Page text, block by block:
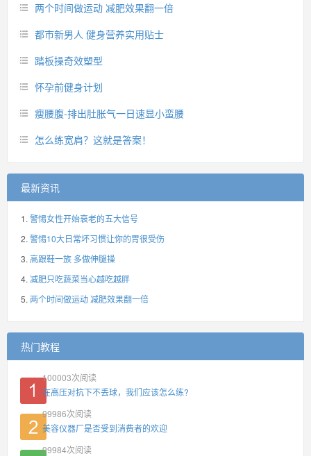
两个时间做运动 减肥效果翻一倍
都市新男人 健身营养实用贴士
踏板操奇效塑型
怀孕前健身计划
瘦腰腹-排出肚胀气一日速显小蛮腰
怎么练宽肩？这就是答案！
最新资讯
警惕女性开始衰老的五大信号
警惕10大日常坏习惯让你的胃很受伤
高跟鞋一族 多做伸腿操
减肥只吃蔬菜当心越吃越胖
两个时间做运动 减肥效果翻一倍
热门教程
100003次阅读
在高压对抗下不丢球，我们应该怎么练?
99986次阅读
美容仪器厂是否受到消费者的欢迎
99984次阅读